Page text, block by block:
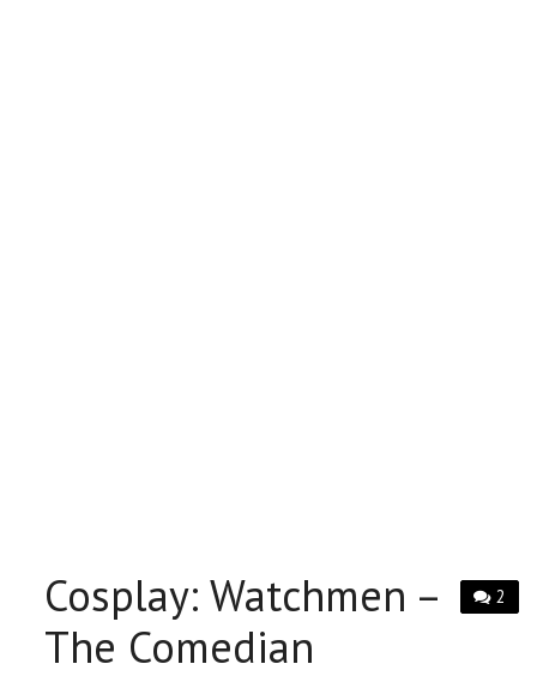
2
Cosplay: Watchmen –
The Comedian